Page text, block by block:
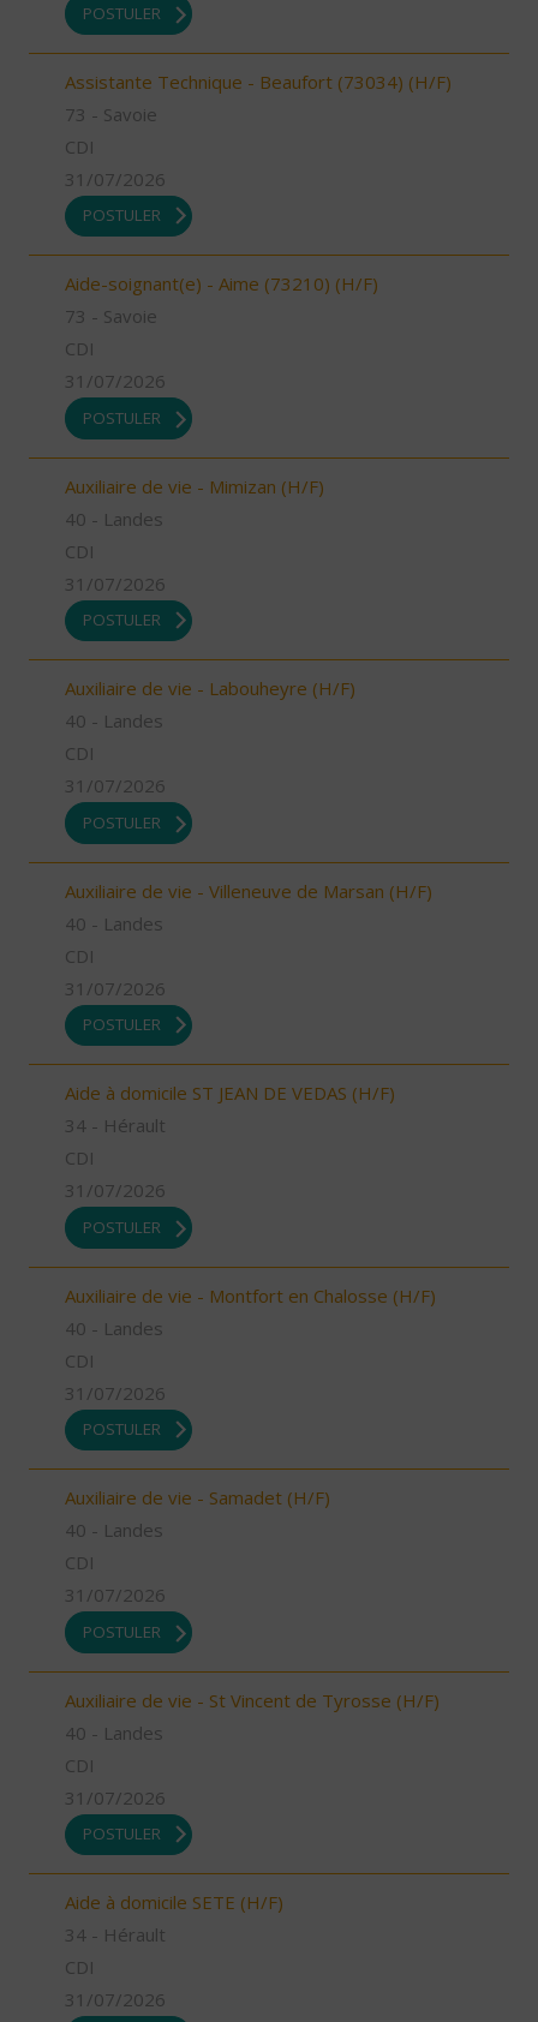
POSTULER
Assistante Technique - Beaufort (73034) (H/F)
73 - Savoie
CDI
31/07/2026
POSTULER
Aide-soignant(e) - Aime (73210) (H/F)
73 - Savoie
CDI
31/07/2026
POSTULER
Auxiliaire de vie - Mimizan (H/F)
40 - Landes
CDI
31/07/2026
POSTULER
Auxiliaire de vie - Labouheyre (H/F)
40 - Landes
CDI
31/07/2026
POSTULER
Auxiliaire de vie - Villeneuve de Marsan (H/F)
40 - Landes
CDI
31/07/2026
POSTULER
Aide à domicile ST JEAN DE VEDAS (H/F)
34 - Hérault
CDI
31/07/2026
POSTULER
Auxiliaire de vie - Montfort en Chalosse (H/F)
40 - Landes
CDI
31/07/2026
POSTULER
Auxiliaire de vie - Samadet (H/F)
40 - Landes
CDI
31/07/2026
POSTULER
Auxiliaire de vie - St Vincent de Tyrosse (H/F)
40 - Landes
CDI
31/07/2026
POSTULER
Aide à domicile SETE (H/F)
34 - Hérault
CDI
31/07/2026